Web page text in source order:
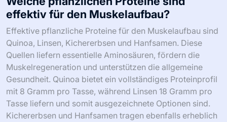
effektiv für den Muskelaufbau?
Effektive pflanzliche Proteine für den Muskelaufbau sind
Quinoa, Linsen, Kichererbsen und Hanfsamen. Diese
Quellen liefern essentielle Aminosäuren, fördern die
Muskelregeneration und unterstützen die allgemeine
Gesundheit. Quinoa bietet ein vollständiges Proteinprofil
mit 8 Gramm pro Tasse, während Linsen 18 Gramm pro
Tasse liefern und somit ausgezeichnete Optionen sind.
Kichererbsen und Hanfsamen tragen ebenfalls erheblich